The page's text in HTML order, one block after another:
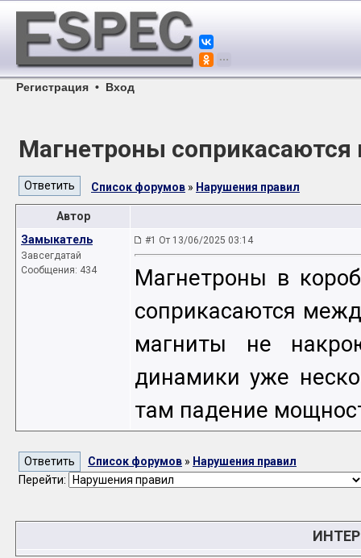
Регистрация • Вход
Магнетроны
Список форумов » Нарушения правил
Автор
Замыкатель
Завсегдатай
Сообщения: 434
#1 От 13/06/2025 03:14
Магнетроны в
соприкасаются
магниты не
динамики уже
там падение
Список форумов » Нарушения правил
Перейти: